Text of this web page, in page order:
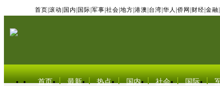
首页 滚动 国内 国际 军事 社会 地方 港澳 台湾 华人 侨网 财经 金融
首页 最新 热点 国内 社会 国际